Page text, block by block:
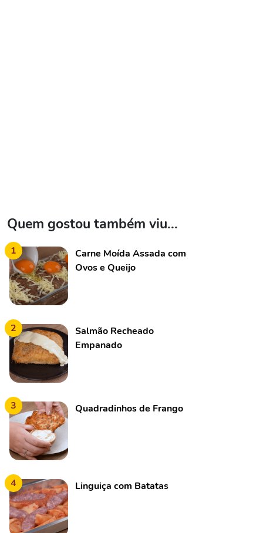
Quem gostou também viu...
1
Carne Moída Assada com
Ovos e Queijo
2
Salmão Recheado
Empanado
3 Quadradinhos de Frango
4 Linguiça com Batatas